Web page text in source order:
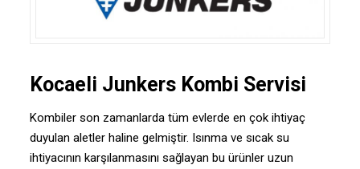
Kocaeli Junkers Kombi Servisi
Kombiler son zamanlarda tüm evlerde en çok ihtiyaç
duyulan aletler haline gelmiştir. Isınma ve sıcak su
ihtiyacının karşılanmasını sağlayan bu ürünler uzun